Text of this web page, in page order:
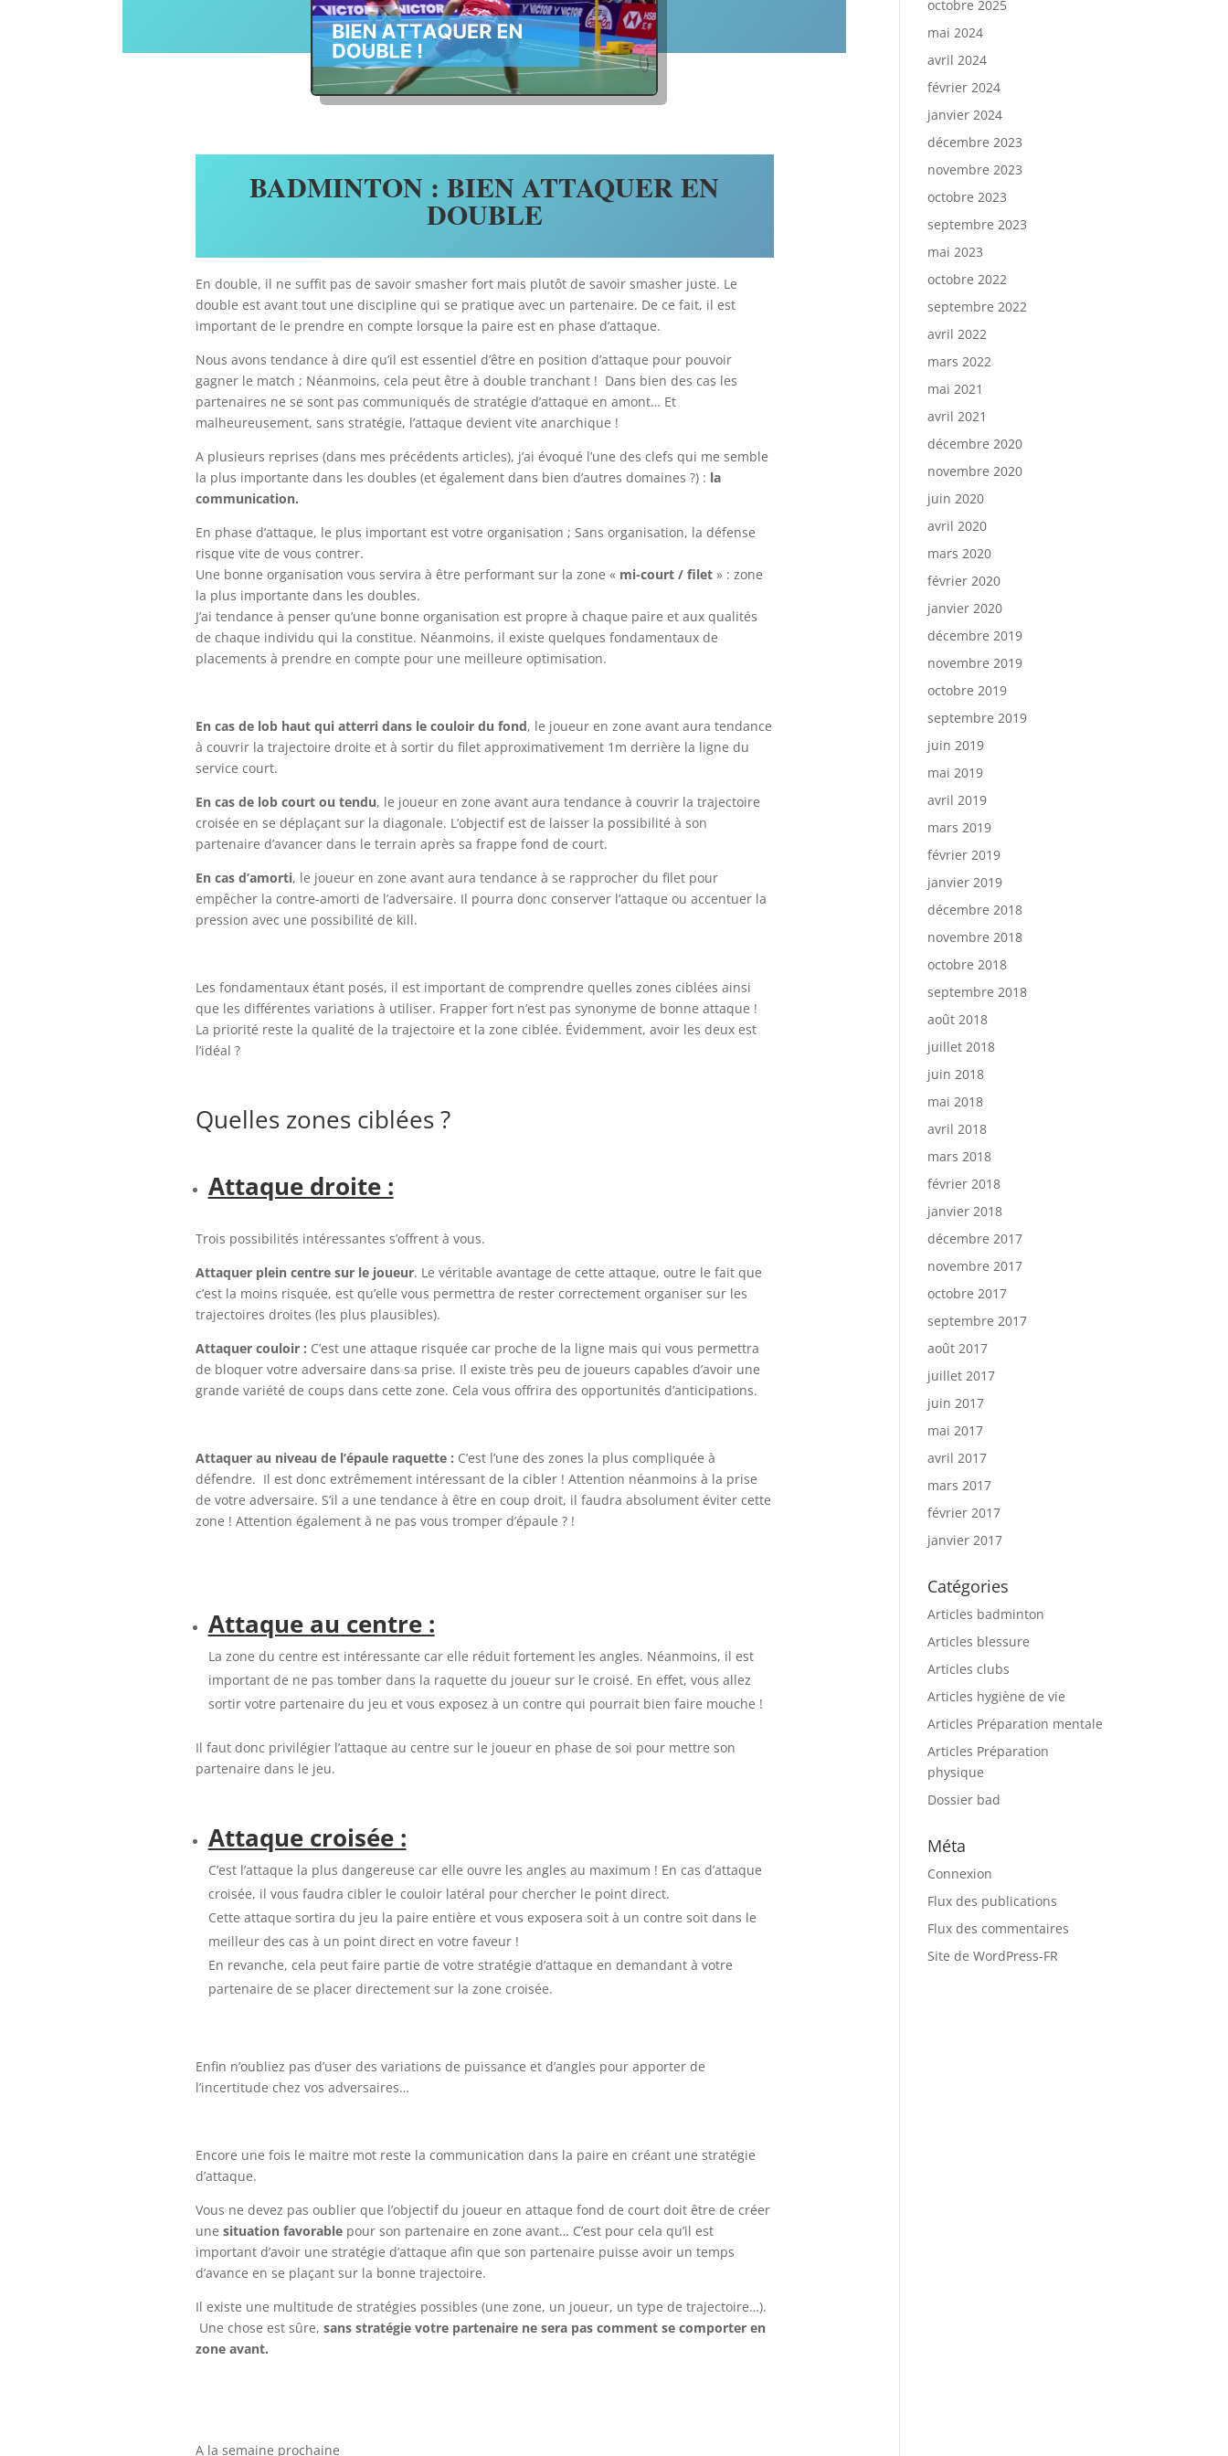
BADMINTON : BIEN ATTAQUER EN
DOUBLE
En double, il ne suffit pas de savoir smasher fort mais plutôt de savoir smasher juste. Le
double est avant tout une discipline qui se pratique avec un partenaire. De ce fait, il est
important de le prendre en compte lorsque la paire est en phase d’attaque.
Nous avons tendance à dire qu’il est essentiel d’être en position d’attaque pour pouvoir
gagner le match ; Néanmoins, cela peut être à double tranchant ! Dans bien des cas les
partenaires ne se sont pas communiqués de stratégie d’attaque en amont… Et
malheureusement, sans stratégie, l’attaque devient vite anarchique !
A plusieurs reprises (dans mes précédents articles), j’ai évoqué l’une des clefs qui me semble
la plus importante dans les doubles (et également dans bien d’autres domaines ?) : la
communication.
En phase d’attaque, le plus important est votre organisation ; Sans organisation, la défense
risque vite de vous contrer.
Une bonne organisation vous servira à être performant sur la zone « mi-court / filet» : zone
la plus importante dans les doubles.
J’ai tendance à penser qu’une bonne organisation est propre à chaque paire et aux qualités
de chaque individu qui la constitue. Néanmoins, il existe quelques fondamentaux de
placements à prendre en compte pour une meilleure optimisation.
En cas de lob haut qui atterri dans le couloir du fond, le joueur en zone avant aura tendance
à couvrir la trajectoire droite et à sortir du filet approximativement 1m derrière la ligne du
service court.
En cas de lob court ou tendu, le joueur en zone avant aura tendance à couvrir la trajectoire
croisée en se déplaçant sur la diagonale. L’objectif est de laisser la possibilité à son
partenaire d’avancer dans le terrain après sa frappe fond de court.
En cas d’amorti, le joueur en zone avant aura tendance à se rapprocher du filet pour
empêcher la contre-amorti de l’adversaire. Il pourra donc conserver l’attaque ou accentuer la
pression avec une possibilité de kill.
Les fondamentaux étant posés, il est important de comprendre quelles zones ciblées ainsi
que les différentes variations à utiliser. Frapper fort n’est pas synonyme de bonne attaque !
La priorité reste la qualité de la trajectoire et la zone ciblée. Évidemment, avoir les deux est
l’idéal ?
Quelles zones ciblées ?
Attaque droite :
Trois possibilités intéressantes s’offrent à vous.
Attaquer plein centre sur le joueur. Le véritable avantage de cette attaque, outre le fait que
c’est la moins risquée, est qu’elle vous permettra de rester correctement organiser sur les
trajectoires droites (les plus plausibles).
Attaquer couloir : C’est une attaque risquée car proche de la ligne mais qui vous permettra
de bloquer votre adversaire dans sa prise. Il existe très peu de joueurs capables d’avoir une
grande variété de coups dans cette zone. Cela vous offrira des opportunités d’anticipations.
Attaquer au niveau de l’épaule raquette : C’est l’une des zones la plus compliquée à
défendre. Il est donc extrêmement intéressant de la cibler ! Attention néanmoins à la prise
de votre adversaire. S’il a une tendance à être en coup droit, il faudra absolument éviter cette
zone ! Attention également à ne pas vous tromper d’épaule ? !
Attaque au centre :
La zone du centre est intéressante car elle réduit fortement les angles. Néanmoins, il est
important de ne pas tomber dans la raquette du joueur sur le croisé. En effet, vous allez
sortir votre partenaire du jeu et vous exposez à un contre qui pourrait bien faire mouche !
Il faut donc privilégier l’attaque au centre sur le joueur en phase de soi pour mettre son
partenaire dans le jeu.
Attaque croisée :
C’est l’attaque la plus dangereuse car elle ouvre les angles au maximum ! En cas d’attaque
croisée, il vous faudra cibler le couloir latéral pour chercher le point direct.
Cette attaque sortira du jeu la paire entière et vous exposera soit à un contre soit dans le
meilleur des cas à un point direct en votre faveur !
En revanche, cela peut faire partie de votre stratégie d’attaque en demandant à votre
partenaire de se placer directement sur la zone croisée.
Enfin n’oubliez pas d’user des variations de puissance et d’angles pour apporter de
l’incertitude chez vos adversaires…
Encore une fois le maitre mot reste la communication dans la paire en créant une stratégie
d’attaque.
Vous ne devez pas oublier que l’objectif du joueur en attaque fond de court doit être de créer
une situation favorable pour son partenaire en zone avant… C’est pour cela qu’il est
important d’avoir une stratégie d’attaque afin que son partenaire puisse avoir un temps
d’avance en se plaçant sur la bonne trajectoire.
Il existe une multitude de stratégies possibles (une zone, un joueur, un type de trajectoire…).
Une chose est sûre, sans stratégie votre partenaire ne sera pas comment se comporter en
zone avant.
A la semaine prochaine
octobre 2025
mai 2024
avril 2024
février 2024
janvier 2024
décembre 2023
novembre 2023
octobre 2023
septembre 2023
mai 2023
octobre 2022
septembre 2022
avril 2022
mars 2022
mai 2021
avril 2021
décembre 2020
novembre 2020
juin 2020
avril 2020
mars 2020
février 2020
janvier 2020
décembre 2019
novembre 2019
octobre 2019
septembre 2019
juin 2019
mai 2019
avril 2019
mars 2019
février 2019
janvier 2019
décembre 2018
novembre 2018
octobre 2018
septembre 2018
août 2018
juillet 2018
juin 2018
mai 2018
avril 2018
mars 2018
février 2018
janvier 2018
décembre 2017
novembre 2017
octobre 2017
septembre 2017
août 2017
juillet 2017
juin 2017
mai 2017
avril 2017
mars 2017
février 2017
janvier 2017
Catégories
Articles badminton
Articles blessure
Articles clubs
Articles hygiène de vie
Articles Préparation mentale
Articles Préparation
physique
Dossier bad
Méta
Connexion
Flux des publications
Flux des commentaires
Site de WordPress-FR